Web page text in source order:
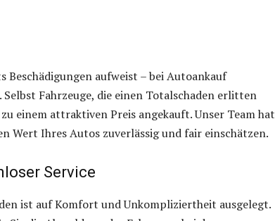
aufweist – bei Autoankauf
Fahrzeuge, die einen Totalschaden erlitten
einem attraktiven Preis angekauft. Unser Team hat
Wert Ihres Autos zuverlässig und fair einschätzen.
Service
ist auf Komfort und Unkompliziertheit ausgelegt.